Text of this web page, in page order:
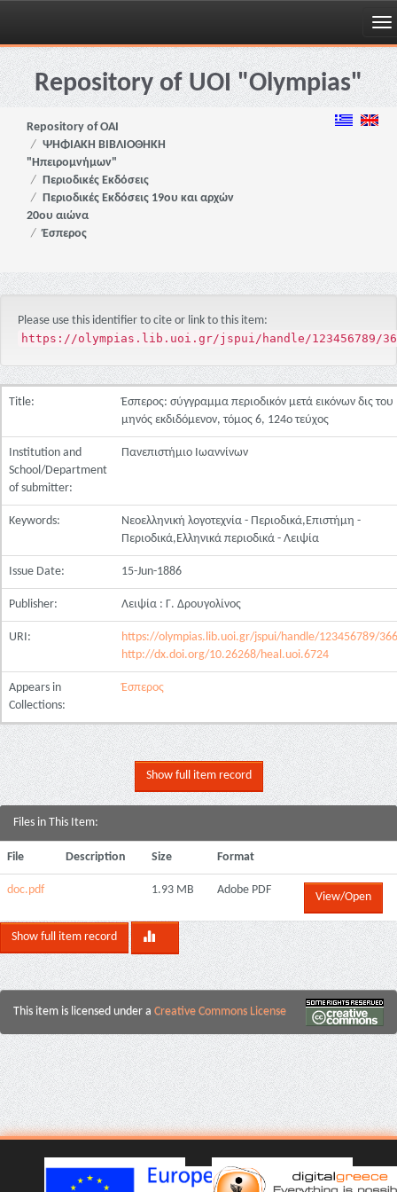
Skip
navigationRepository of UOI "Olympias"
Repository of OAI
ΨΗΦΙΑΚΗ ΒΙΒΛΙΟΘΗΚΗ
"Ηπειρομνήμων"
Περιοδικές Εκδόσεις
Περιοδικές Εκδόσεις 19ου και αρχών
20ου αιώνα
Έσπερος
Please use this identifier to cite or link to this item:
https://olympias.lib.uoi.gr/jspui/handle/123456789/
Title:
Έσπερος: σύγγραμμα περιοδικόν μετά εικόνων δις του
μηνός εκδιδόμενον, τόμος 6, 124ο τεύχος
Institution and
School/Department
of submitter:
Πανεπιστήμιο Ιωαννίνων
Keywords:
Νεοελληνική λογοτεχνία - Περιοδικά,Επιστήμη -
Περιοδικά,Ελληνικά περιοδικά - Λειψία
Issue Date: 15-Jun-1886
Publisher: Λειψία : Γ. Δρουγολίνος
URI:
https://olympias.lib.uoi.gr/jspui/handle/123456789/
http://dx.doi.org/10.26268/heal.uoi.6724
Appears in
Collections:
Έσπερος
Show full item record
Files in This Item:
File Description Size Format
doc.pdf 1.93 MB Adobe PDF
View/Open
Show full item record
This item is licensed under a Creative Commons License